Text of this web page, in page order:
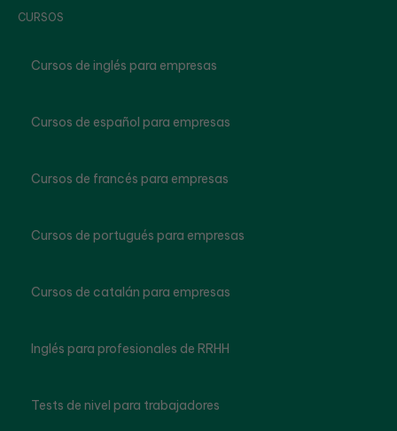
CURSOS
Cursos de inglés para empresas
Cursos de español para empresas
Cursos de francés para empresas
Cursos de portugués para empresas
Cursos de catalán para empresas
Inglés para profesionales de RRHH
Tests de nivel para trabajadores